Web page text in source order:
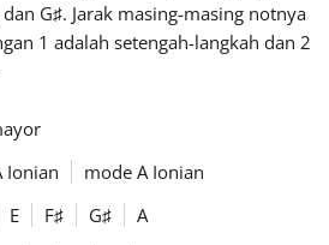
dan G♯. Jarak masing-masing notnya
1 adalah setengah-langkah dan 2
Ionian mode A Ionian
E F♯ G♯ A